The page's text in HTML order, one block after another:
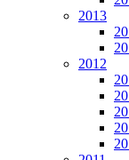
2013
2012